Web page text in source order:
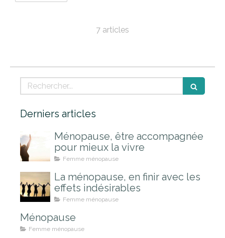
7 articles
Rechercher
Derniers articles
Ménopause, être accompagnée
pour mieux la vivre
Femme ménopause
La ménopause, en finir avec les
effets indésirables
Femme ménopause
Ménopause
Femme ménopause